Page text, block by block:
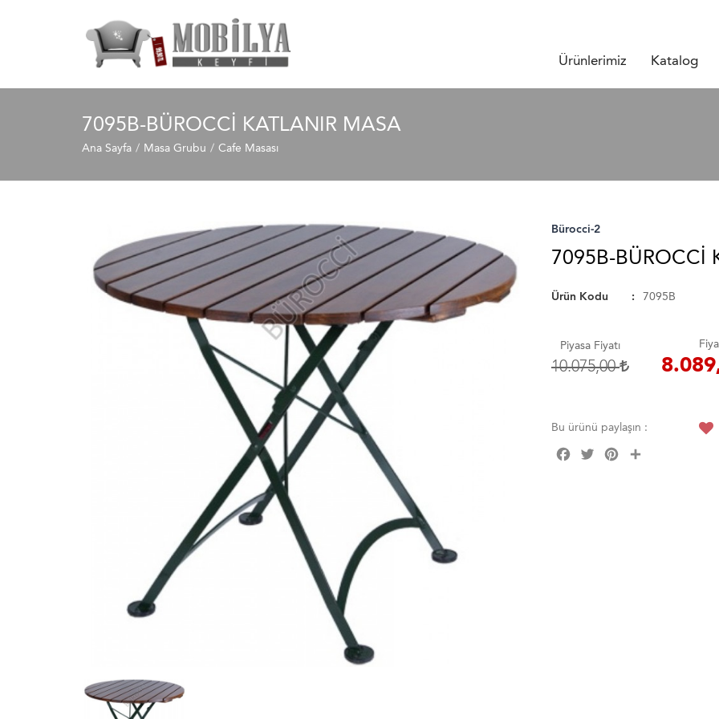
Ürünlerimiz Katalog
7095B-BÜROCCI KATLANIR MASA
Ana Sayfa Masa Grubu Cafe Masası
Bürocci-2
7095B-BÜROCCI
Ürün Kodu 7095B
Piyasa Fiyatı
10.075,00
Bu ürünü paylaşın :
FacebookTwitterPinterest